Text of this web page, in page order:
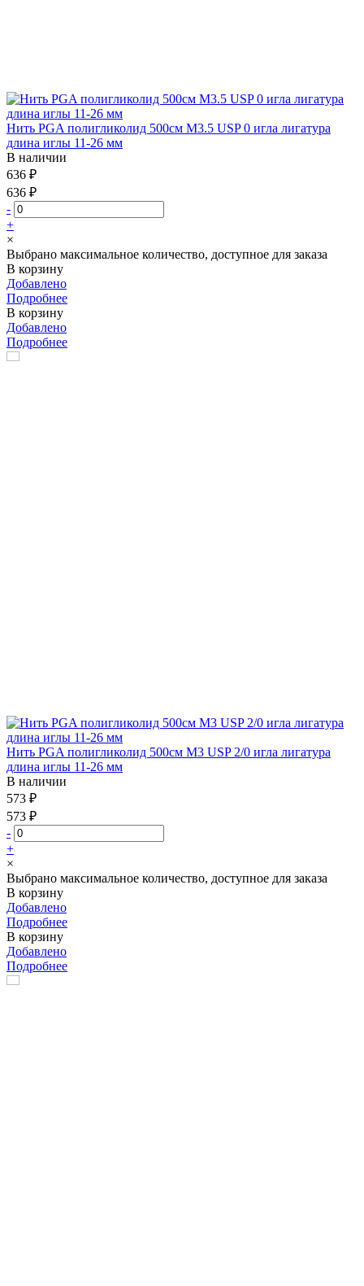
Нить PGA полигликолид 500см М3.5 USP 0 игла лигатура
длина иглы 11-26 мм
В наличии
636 ₽
636 ₽
-
+
×
Выбрано максимальное количество, доступное для заказа
В корзину
Добавлено
Подробнее
В корзину
Добавлено
Подробнее
Нить PGA полигликолид 500см М3 USP 2/0 игла лигатура
длина иглы 11-26 мм
В наличии
573 ₽
573 ₽
-
+
×
Выбрано максимальное количество, доступное для заказа
В корзину
Добавлено
Подробнее
В корзину
Добавлено
Подробнее